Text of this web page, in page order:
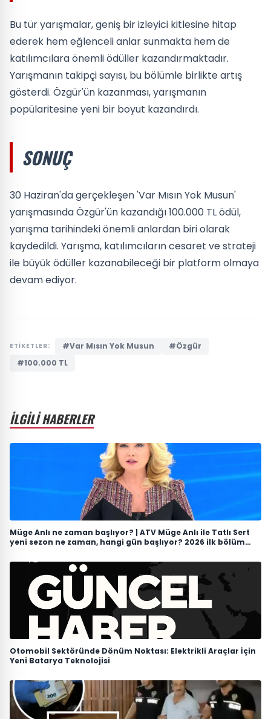
Bu tür yarışmalar, geniş bir izleyici kitlesine hitap
ederek hem eğlenceli anlar sunmakta hem de
katılımcılara önemli ödüller kazandırmaktadır.
Yarışmanın takipçi sayısı, bu bölümle birlikte artış
gösterdi. Özgür'ün kazanması, yarışmanın
popülaritesine yeni bir boyut kazandırdı.
SONUÇ
30 Haziran'da gerçekleşen 'Var Mısın Yok Musun'
yarışmasında Özgür'ün kazandığı 100.000 TL ödül,
yarışma tarihindeki önemli anlardan biri olarak
kaydedildi. Yarışma, katılımcıların cesaret ve strateji
ile büyük ödüller kazanabileceği bir platform olmaya
devam ediyor.
ETİKETLER: #Var Mısın Yok Musun
#Özgür
#100.000 TL
İLGİLİ HABERLER
Müge Anlı ne zaman başlıyor? | ATV Müge Anlı ile Tatlı Sert
yeni sezon ne zaman, hangi gün başlıyor? 2026 ilk bölüm
Otomobil Sektöründe Dönüm Noktası: Elektrikli Araçlar İçin
Yeni Batarya Teknolojisi